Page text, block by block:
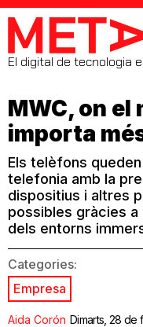
MetaData
El digital de tecnologia
MWC, on el
importa
Els telèfons
telefonia amb la
dispositius i altres
possibles gràcies a
dels entorns
Categories:
Empresa
Aida Corón Dimarts, 28 de